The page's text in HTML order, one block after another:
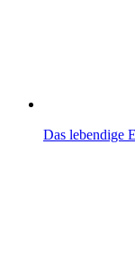
Das lebendige